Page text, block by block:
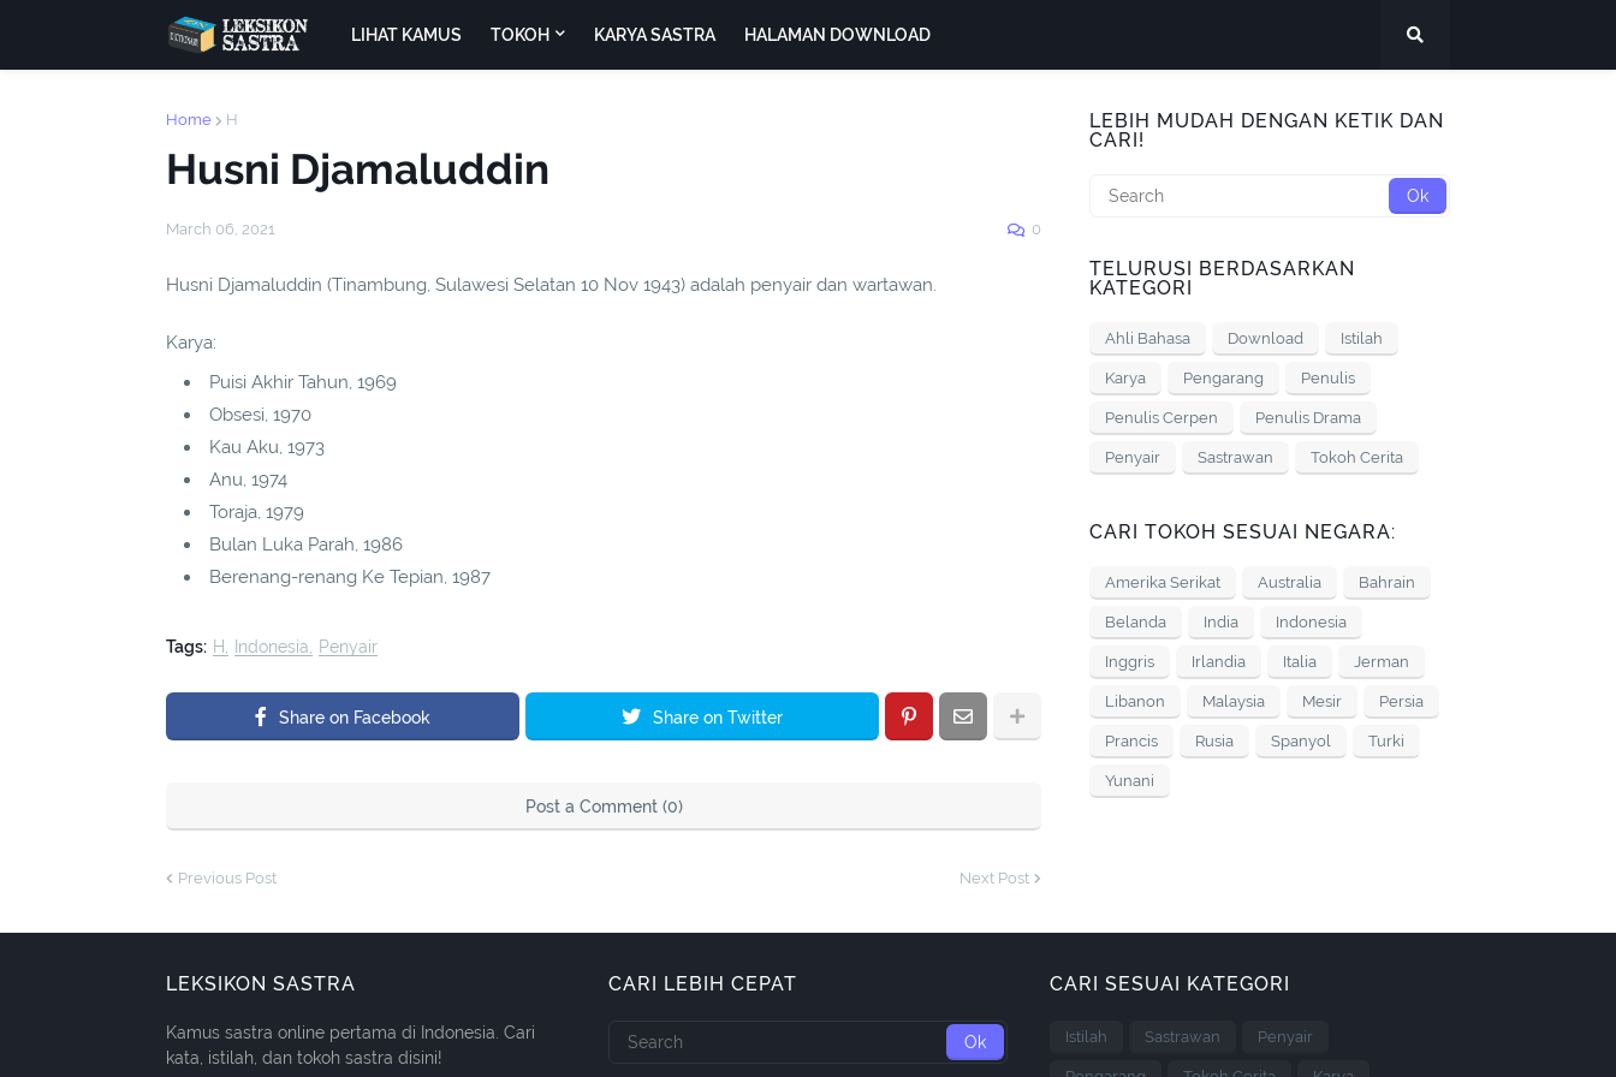
LIHAT KAMUS TOKOH KARYA SASTRA HALAMAN DOWNLOAD
Home H
Husni Djamaluddin
March 06, 2021 0
Husni Djamaluddin (Tinambung, Sulawesi Selatan 10 Nov 1943) adalah penyair dan wartawan.
Karya:
Puisi Akhir Tahun, 1969
Obsesi, 1970
Kau Aku, 1973
Anu, 1974
Toraja, 1979
Bulan Luka Parah, 1986
Berenang-renang Ke Tepian, 1987
Tags: H Indonesia Penyair
Share on Facebook Share on Twitter
Post a Comment (0)
Previous Post Next Post
LEBIH MUDAH DENGAN KETIK DAN
CARI!
TELURUSI BERDASARKAN
KATEGORI
Ahli Bahasa Download Istilah
Karya Pengarang Penulis
Penulis Cerpen Penulis Drama
Penyair Sastrawan Tokoh Cerita
CARI TOKOH SESUAI NEGARA:
Amerika Serikat Australia Bahrain
Belanda India Indonesia
Inggris Irlandia Italia Jerman
Libanon Malaysia Mesir Persia
Prancis Rusia Spanyol Turki
Yunani
LEKSIKON SASTRA
Kamus sastra online pertama di Indonesia. Cari
kata, istilah, dan tokoh sastra disini!
CARI LEBIH CEPAT CARI SESUAI KATEGORI
Istilah Sastrawan Penyair